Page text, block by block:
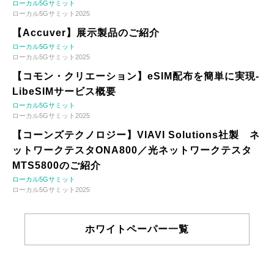
ローカル5Gサミット
ローカル5Gサミット2025
【Accuver】展示製品のご紹介
ローカル5Gサミット
ローカル5Gサミット2025
【コモン・クリエーション】eSIM配布を簡単に実現-
LibeSIMサービス概要
ローカル5Gサミット
ローカル5Gサミット2025
【コーンズテクノロジー】VIAVI Solutions社製 ネ
ットワークテスタONA800／光ネットワークテスタ
MTS5800のご紹介
ローカル5Gサミット
ローカル5Gサミット2025
ホワイトペーパー一覧